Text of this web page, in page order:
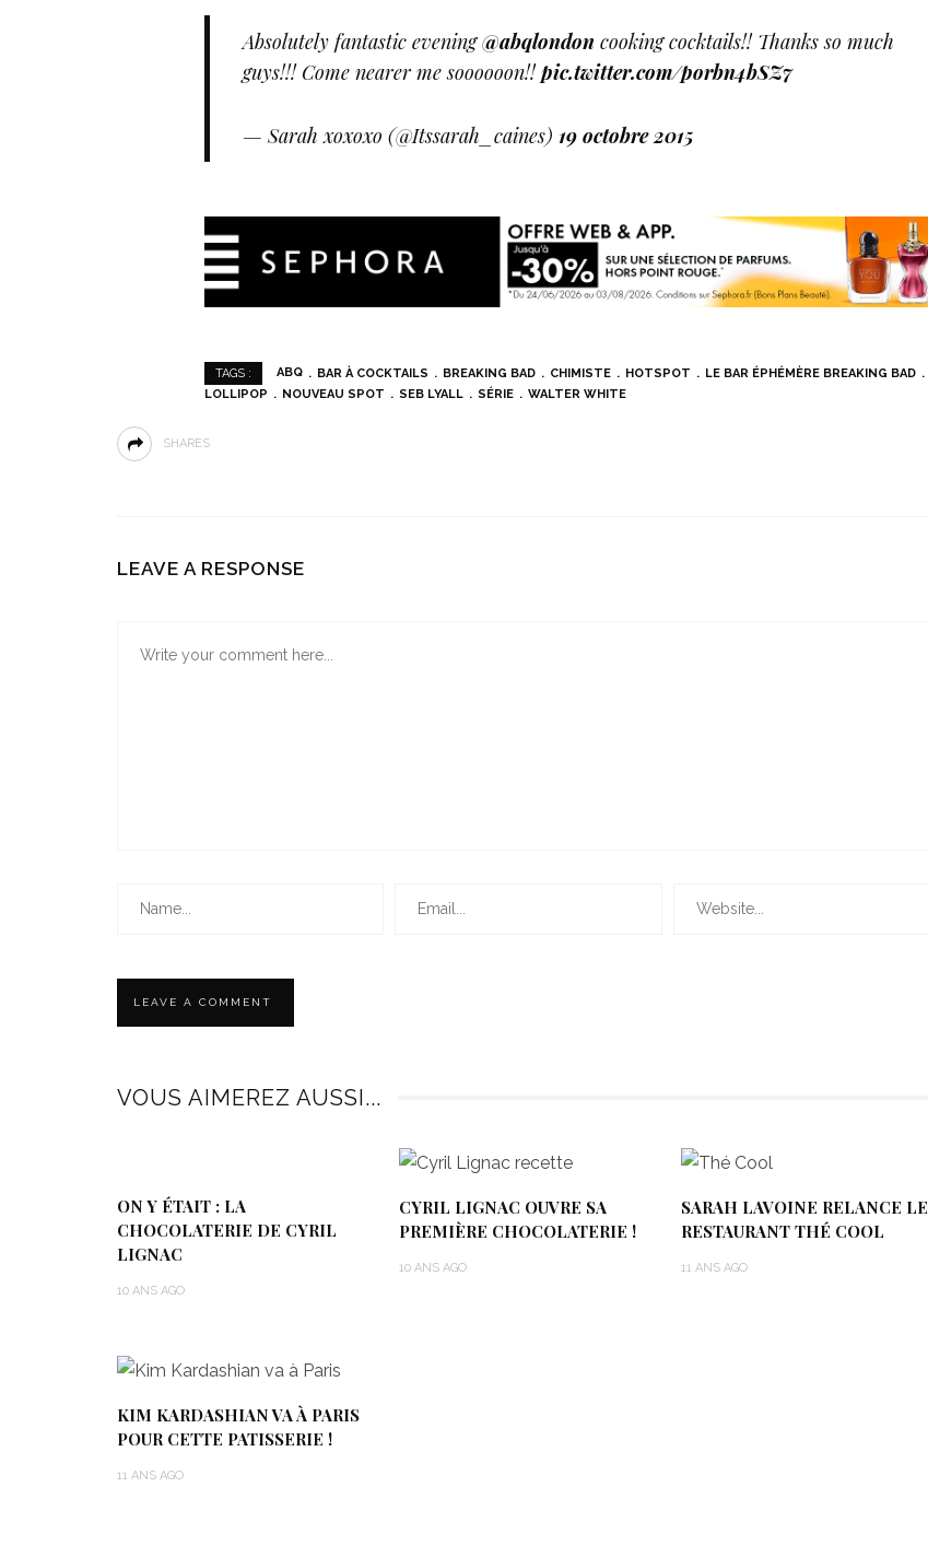
Absolutely fantastic evening@abqlondon cooking cocktails!! Thanks so much
guys!!! Come nearer me soooooon!!pic.twitter.com/porbn4bSZ7
— Sarah xoxoxo (@Itssarah_caines) 19 octobre 2015
TAGS : ABQ BAR À COCKTAILS BREAKING BAD CHIMISTE HOTSPOT
LE BAR ÉPHÉMÈRE BREAKING BAD
LOLLIPOP
NOUVEAU SPOT SEB LYALL SÉRIE WALTER WHITE
SHARES
LEAVE A RESPONSE
VOUS AIMEREZ AUSSI...
ON Y ÉTAIT : LA
CHOCOLATERIE DE CYRIL
LIGNAC
10 ANS AGO
CYRIL LIGNAC OUVRE SA
PREMIÈRE CHOCOLATERIE !
10 ANS AGO
SARAH LAVOINE RELANCE LE
RESTAURANT THÉ COOL
11 ANS AGO
KIM KARDASHIAN VA À PARIS
POUR CETTE PATISSERIE !
11 ANS AGO